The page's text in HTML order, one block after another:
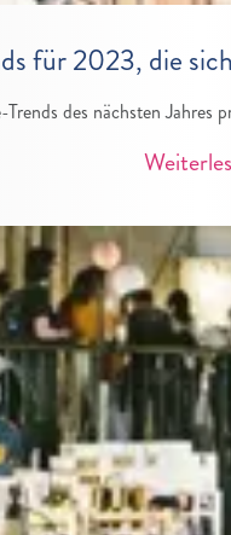
für 2023, die
des nächsten